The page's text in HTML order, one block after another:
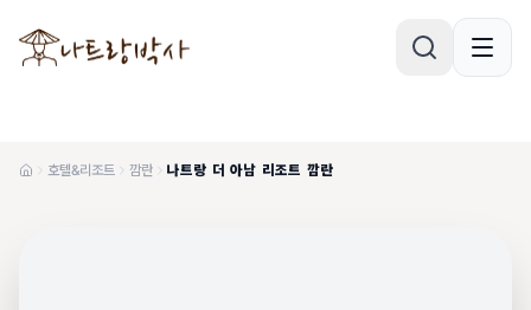
호텔&리조트 깜란 나트랑 더 아남 리조트 깜란